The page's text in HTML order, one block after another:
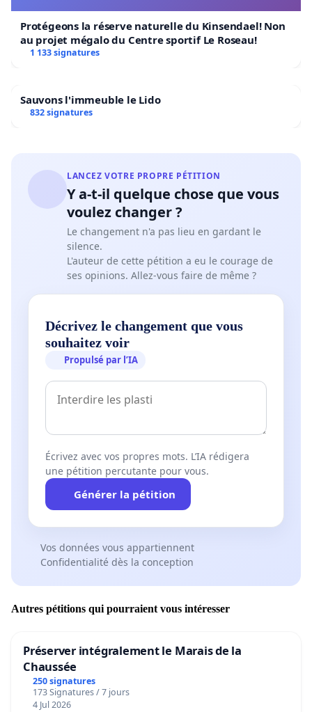
Protégeons la réserve naturelle du Kinsendael! Non
au projet mégalo du Centre sportif Le Roseau!
1 133 signatures
Sauvons l'immeuble le Lido
832 signatures
LANCEZ VOTRE PROPRE PÉTITION
Y a-t-il quelque chose que vous
voulez changer ?
Le changement n'a pas lieu en gardant le
silence.
L'auteur de cette pétition a eu le courage de
ses opinions. Allez-vous faire de même ?
Décrivez le changement que vous
souhaitez voir
Propulsé par l’IA
Écrivez avec vos propres mots. L’IA rédigera
une pétition percutante pour vous.
Générer la pétition
Vos données vous appartiennent
Confidentialité dès la conception
Autres pétitions qui pourraient vous intéresser
Préserver intégralement le Marais de la
Chaussée
250 signatures
173 Signatures / 7 jours
4 Jul 2026